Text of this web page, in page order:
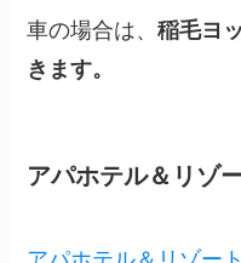
車の場合は、稲毛ヨ
きます。
アパホテル＆リゾ